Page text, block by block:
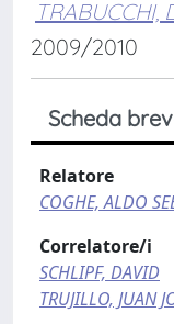
TRABUCCHI,
2009/2010
Scheda
Relatore
COGHE, ALDO
Correlatore/i
SCHLIPF, DAVID
TRUJILLO, JUAN